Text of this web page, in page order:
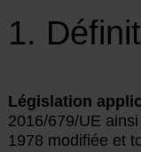
1.
Législation
2016/679/UE
1978 modifiée et